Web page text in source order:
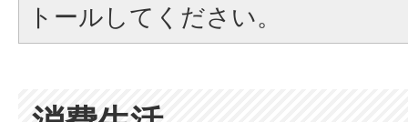
トールしてください。